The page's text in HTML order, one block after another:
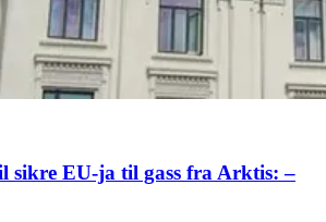
sikre EU-ja til gass fra Arktis: –